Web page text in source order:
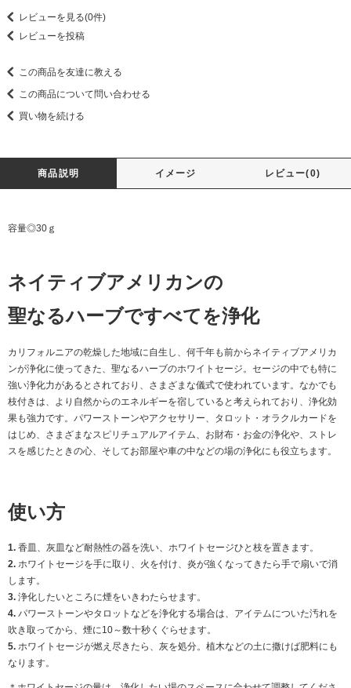
レビューを見る(0件)
レビューを投稿
この商品を友達に教える
この商品について問い合わせる
買い物を続ける
商品説明 イメージ レビュー(0)
容量◎30ｇ
ネイティブアメリカンの
聖なるハーブですべてを浄化
カリフォルニアの乾燥した地域に自生し、何千年も前からネイティブアメリカ
ンが浄化に使ってきた、聖なるハーブのホワイトセージ。セージの中でも特に
強い浄化力があるとされており、さまざまな儀式で使われています。なかでも
枝付きは、より自然からのエネルギーを宿していると考えられており、浄化効
果も強力です。パワーストーンやアクセサリー、タロット・オラクルカードを
はじめ、さまざまなスピリチュアルアイテム、お財布・お金の浄化や、ストレ
スを感じたときの心、そしてお部屋や車の中などの場の浄化にも役立ちます。
使い方
1. 香皿、灰皿など耐熱性の器を洗い、ホワイトセージひと枝を置きます。
2. ホワイトセージを手に取り、火を付け、炎が強くなってきたら手で扇いで消
します。
3. 浄化したいところに煙をいきわたらせます。
4. パワーストーンやタロットなどを浄化する場合は、アイテムについた汚れを
吹き取ってから、煙に10～数十秒くぐらせます。
5. ホワイトセージが燃え尽きたら、灰を処分。植木などの土に撒けば肥料にも
なります。